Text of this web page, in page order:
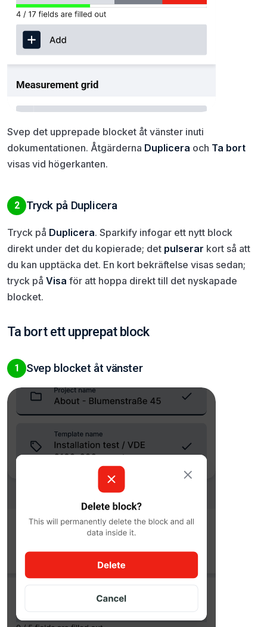
Svep det upprepade blocket åt vänster inuti
dokumentationen. Åtgärderna Duplicera och Ta bort
visas vid högerkanten.
2 Tryck på Duplicera
Tryck på Duplicera. Sparkify infogar ett nytt block
direkt under det du kopierade; det pulserar kort så att
du kan upptäcka det. En kort bekräftelse visas sedan;
tryck på Visa för att hoppa direkt till det nyskapade
blocket.
Ta bort ett upprepat block
1 Svep blocket åt vänster